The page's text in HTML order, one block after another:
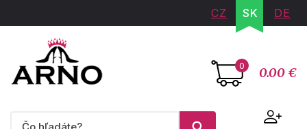
CZ SK DE
0 0.00 €